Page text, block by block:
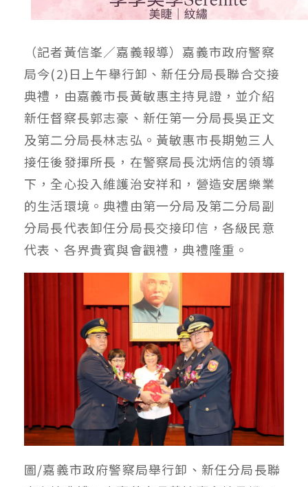
（記者黃信峯／嘉義報導）嘉義市政府警察
局今(2)日上午舉行卸、新任分局長聯合交接
典禮，由嘉義市長黃敏惠主持見證，並介紹
新任督察長郭志豪、新任第一分局長吳正文
及第二分局長林志弘。黃敏惠市長期勉三人
接任後發揮所長，在警察局長沈炳信的領導
下，全心投入維護治安祥和，營造安居樂業
的生活環境。典禮由第一分局及第二分局副
分局長代表卸任分局長交接印信，各級民意
代表、各界貴賓與會觀禮，典禮隆重。
圖/嘉義市政府警察局舉行卸、新任分局長聯